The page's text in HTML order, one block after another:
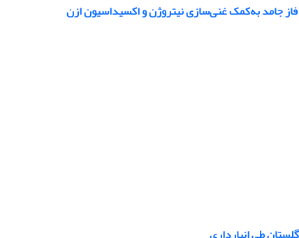
فاز جامد به‌کمک غنی‌سازی نیتروژن و اکسیداسیون ازن